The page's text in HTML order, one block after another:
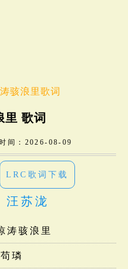
骇浪里歌词
里 歌词
间： 2026-08-09
LRC歌词下载
汪苏泷
涛骇浪里
璘